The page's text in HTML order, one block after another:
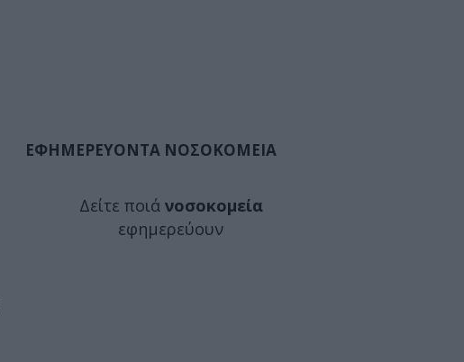
ΕΦΗΜΕΡΕΥΟΝΤΑ ΝΟΣΟΚΟΜΕΙΑ
Δείτε ποιά νοσοκομεία
εφημερεύουν